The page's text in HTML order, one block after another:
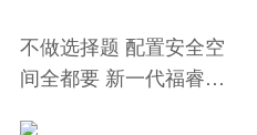
不做选择题 配置安全空
间全都要 新一代福睿斯